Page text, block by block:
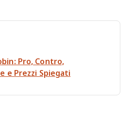
Pro, Contro,
e Prezzi Spiegati